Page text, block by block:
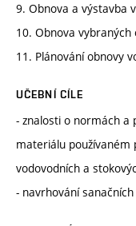
9. Obnova a výstavba
10. Obnova
11. Plánování obnovy
UČEBNÍ CÍLE
- znalosti o normách a
materiálu používaném
vodovodních a
- navrhování